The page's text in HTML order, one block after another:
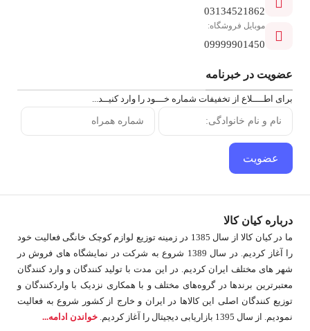
03134521862
موبایل فروشگاه:
09999901450
عضویت در خبرنامه
برای اطــــلاع از تخفیفات شماره خـــود را وارد کنیــد...
عضویت
درباره کیان کالا
ما در کیان کالا از سال 1385 در زمینه توزیع لوازم کوچک خانگی فعالیت خود
را آغاز کردیم. در سال 1389 شروع به شرکت در نمایشگاه های فروش در
شهر های مختلف ایران کردیم. در اين مدت با توليد كنندگان و وارد كنندگان
معتبرترین برندها در گروه‌‏های مختلف و با همکاری نزدیک با وارد‏کنندگان و
توزیع‏ کنندگان اصلی این کالاها در ایران و خارج از کشور شروع به فعاليت
نمودیم. از سال 1395 بازاریابی دیجیتال را آغاز کردیم.
خواندن ادامه...